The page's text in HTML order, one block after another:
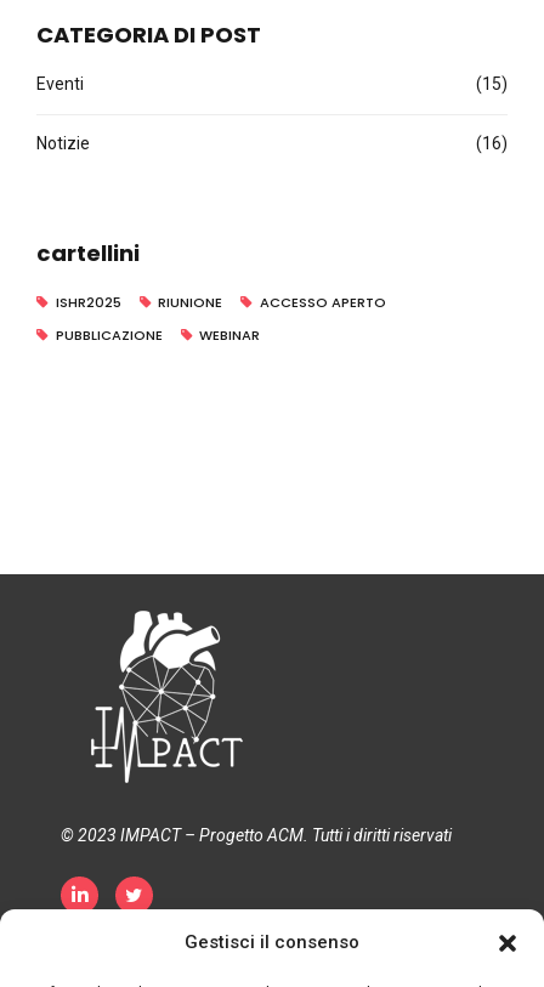
Gestisci il consenso
CATEGORIA DI POST
Eventi (15)
Notizie (16)
cartellini
ISHR2025 RIUNIONE
ACCESSO APERTO
PUBBLICAZIONE
WEBINAR
© 2023 IMPACT – Progetto ACM. Tutti i diritti riservati
Informativa sulla privacy
Politica sui cookie